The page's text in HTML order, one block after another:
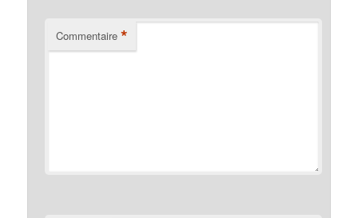
Commentaire *